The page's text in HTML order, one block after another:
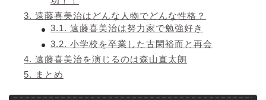
3. 遠藤喜美治はどんな人物でどんな性格？
3.1. 遠藤喜美治は努力家で勉強好き
3.2. 小学校を卒業した古閑裕而と再会
4. 遠藤喜美治を演じるのは森山直太朗
5. まとめ